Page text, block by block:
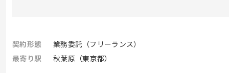
契約形態
業務委託（フリーランス）
最寄り駅
秋葉原（東京都）